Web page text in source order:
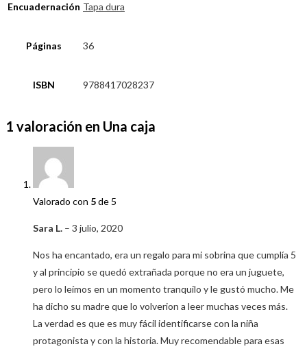
Encuadernación Tapa dura
Páginas 36
ISBN 9788417028237
1 valoración en Una caja
Valorado con 5de 5
Sara L. – 3 julio, 2020
Nos ha encantado, era un regalo para mi sobrina que cumplía 5
y al principio se quedó extrañada porque no era un juguete,
pero lo leímos en un momento tranquilo y le gustó mucho. Me
ha dicho su madre que lo volverion a leer muchas veces más.
La verdad es que es muy fácil identificarse con la niña
protagonista y con la historia. Muy recomendable para esas